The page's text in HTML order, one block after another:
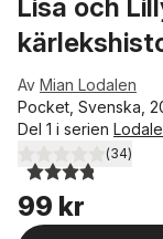
Lisa och
Av Mian Lodalen
Pocket, Svenska,
Del 1 i serien
3,8utav 5 stjärnor.
(34)
99 kr